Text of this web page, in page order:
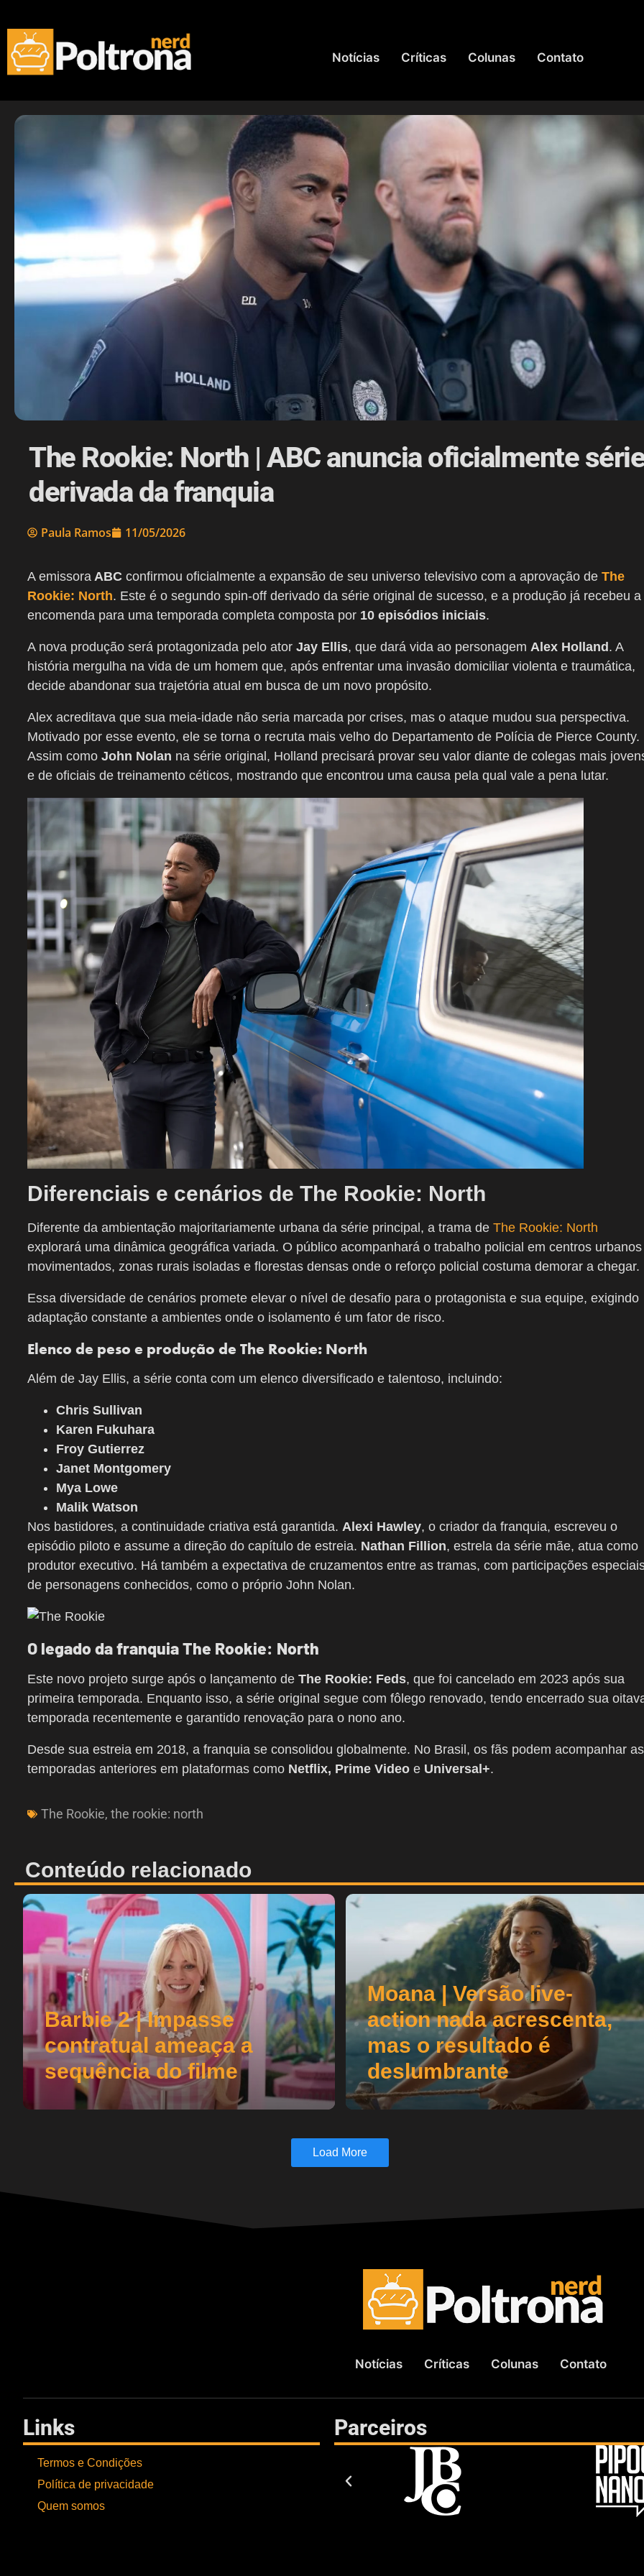
Notícias Críticas Colunas Contato
The Rookie: North | ABC anuncia oficialmente série
derivada da franquia
Paula Ramos 11/05/2026
A emissora ABC confirmou oficialmente a expansão de seu universo televisivo com a aprovação de The
Rookie: North. Este é o segundo spin-off derivado da série original de sucesso, e a produção já recebeu a
encomenda para uma temporada completa composta por 10 episódios iniciais.
A nova produção será protagonizada pelo ator Jay Ellis, que dará vida ao personagem Alex Holland . A
história mergulha na vida de um homem que, após enfrentar uma invasão domiciliar violenta e traumática,
decide abandonar sua trajetória atual em busca de um novo propósito.
Alex acreditava que sua meia-idade não seria marcada por crises, mas o ataque mudou sua perspectiva.
Motivado por esse evento, ele se torna o recruta mais velho do Departamento de Polícia de Pierce County.
Assim como John Nolan na série original, Holland precisará provar seu valor diante de colegas mais
e de oficiais de treinamento céticos, mostrando que encontrou uma causa pela qual vale a pena lutar.
Diferenciais e cenários de The Rookie: North
Diferente da ambientação majoritariamente urbana da série principal, a trama de The Rookie: North
explorará uma dinâmica geográfica variada. O público acompanhará o trabalho policial em centros urbanos
movimentados, zonas rurais isoladas e florestas densas onde o reforço policial costuma demorar a chegar.
Essa diversidade de cenários promete elevar o nível de desafio para o protagonista e sua equipe, exigindo
adaptação constante a ambientes onde o isolamento é um fator de risco.
Elenco de peso e produção de The Rookie: North
Além de Jay Ellis, a série conta com um elenco diversificado e talentoso, incluindo:
Chris Sullivan
Karen Fukuhara
Froy Gutierrez
Janet Montgomery
Mya Lowe
Malik Watson
Nos bastidores, a continuidade criativa está garantida. Alexi Hawley, o criador da franquia, escreveu o
episódio piloto e assume a direção do capítulo de estreia. Nathan Fillion, estrela da série mãe, atua como
produtor executivo. Há também a expectativa de cruzamentos entre as tramas, com participações
de personagens conhecidos, como o próprio John Nolan.
O legado da franquia The Rookie: North
Este novo projeto surge após o lançamento de The Rookie: Feds, que foi cancelado em 2023 após sua
primeira temporada. Enquanto isso, a série original segue com fôlego renovado, tendo encerrado sua
temporada recentemente e garantido renovação para o nono ano.
Desde sua estreia em 2018, a franquia se consolidou globalmente. No Brasil, os fãs podem acompanhar as
temporadas anteriores em plataformas como Netflix, Prime Video e Universal+.
The Rookie, the rookie: north
Conteúdo relacionado
Barbie 2 | Impasse
contratual ameaça a
sequência do filme
Moana | Versão live-
action nada acrescenta,
mas o resultado é
deslumbrante
Load More
Notícias Críticas Colunas Contato
Links
Termos e Condições
Política de privacidade
Quem somos
Parceiros